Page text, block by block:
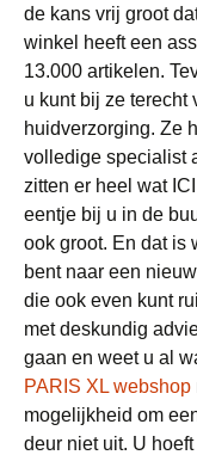
de kans vrij groot
winkel heeft een
13.000 artikelen.
u kunt bij ze terecht
huidverzorging. Ze
volledige specialist
zitten er heel wat
eentje bij u in de
ook groot. En dat is
bent naar een
die ook even kunt
met deskundig
gaan en weet u al
PARIS XL webshop
mogelijkheid om
deur niet uit. U